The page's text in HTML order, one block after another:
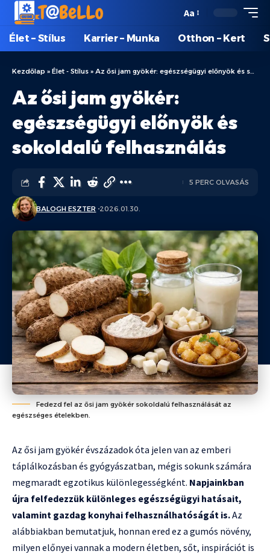
Aa
Élet – Stílus Karrier – Munka Otthon – Kert
Kezdőlap » Élet - Stílus » Az ősi jam gyökér: egészségügyi előnyök és sokoldalú felhasználás
Az ősi jam gyökér:
egészségügyi előnyök és
sokoldalú felhasználás
BALOGH ESZTER 2026.01.30.
5 PERC OLVASÁS
Fedezd fel az ősi jam gyökér sokoldalú felhasználását az
egészséges ételekben.
Az ősi jam gyökér évszázadok óta jelen van az emberi
táplálkozásban és gyógyászatban, mégis sokunk számára
megmaradt egzotikus különlegességként. Napjainkban
újra felfedezzük különleges egészségügyi hatásait,
valamint gazdag konyhai felhasználhatóságát is.Az
alábbiakban bemutatjuk, honnan ered ez a gumós növény,
milyen előnyei vannak a modern életben, sőt, inspirációt is